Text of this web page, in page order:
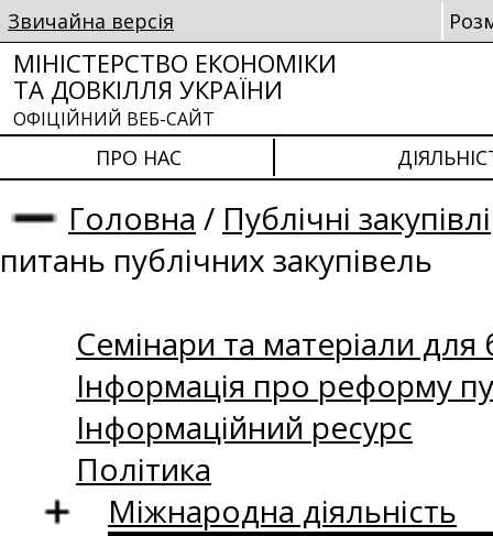
Звичайна версія
МІНІСТЕРСТВО ЕКОНОМІКИ
ТА ДОВКІЛЛЯ УКРАЇНИ
ОФІЦІЙНИЙ ВЕБ-САЙТ
ПРО НАС
Головна / Публічні закупівлі
питань публічних закупівель
Семінари та матеріали для
Інформація про реформу
Інформаційний ресурс
Політика
Міжнародна діяльність